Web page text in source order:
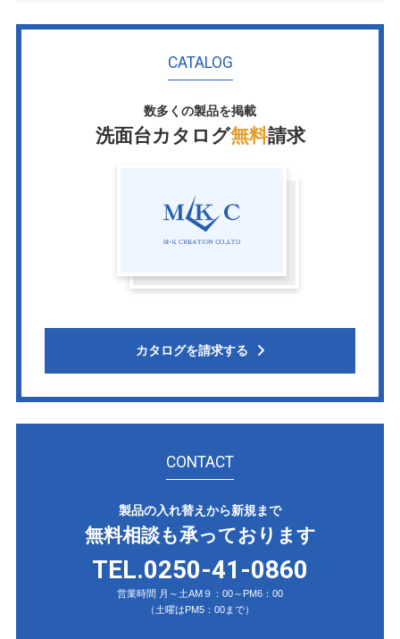
CATALOG
数多くの製品を掲載
洗面台カタログ無料請求
カタログを請求する
CONTACT
製品の入れ替えから新規まで
無料相談も承っております
TEL.0250-41-0860
営業時間 月～土AM９：00～PM6：00
（土曜はPM5：00まで）